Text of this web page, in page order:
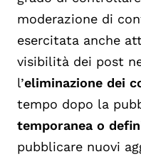
moderazione di
esercitata anche
visibilità dei post
l’eliminazione dei
tempo dopo la
temporanea o
pubblicare nuovi